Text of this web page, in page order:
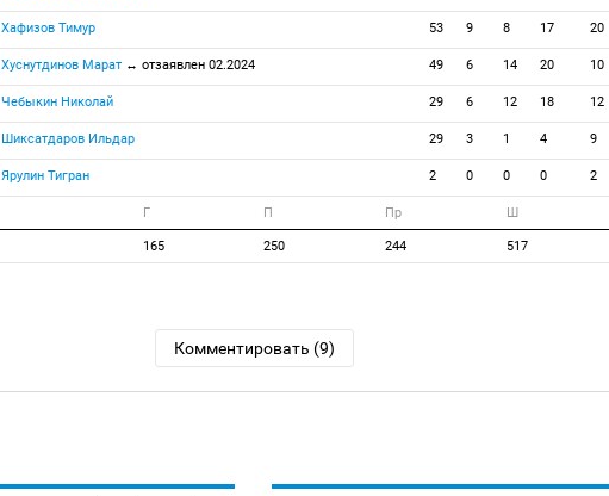
Хафизов Тимур 53 9 8 17 20
Хуснутдинов Марат ↔ отзаявлен 02.2024 49 6 14 20 10
Чебыкин Николай 29 6 12 18 12
Шиксатдаров Ильдар 29 3 1 4 9
Ярулин Тигран 2 0 0 0 2
Г П Пр Ш
165 250 244 517
Комментировать (9)